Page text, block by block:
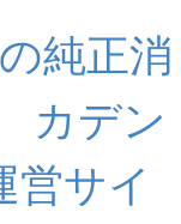
純正消
カデン
営サイ